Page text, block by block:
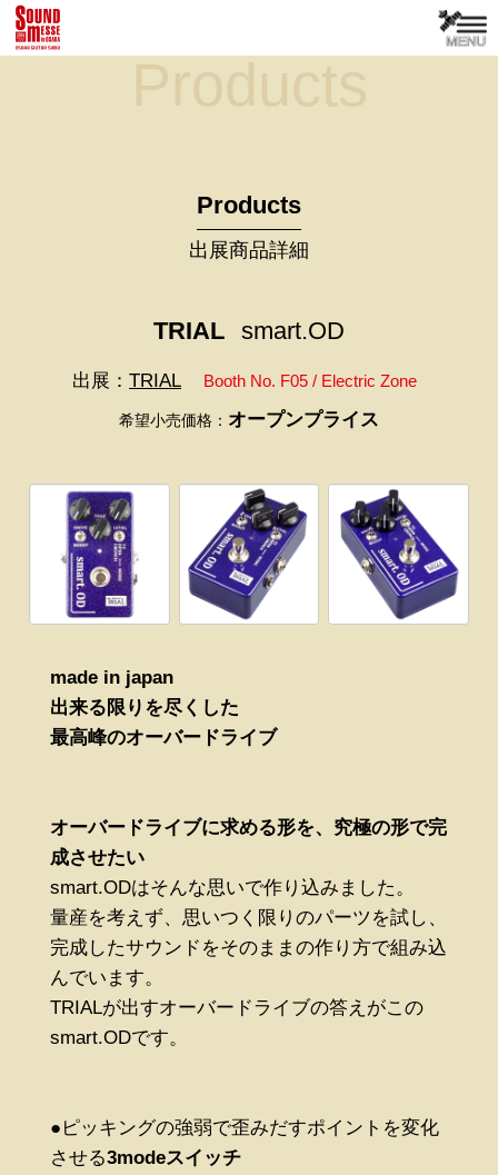
Products
Products
出展商品詳細
TRIAL smart.OD
出展： TRIAL Booth No. F05 / Electric Zone
希望小売価格： オープンプライス
made in japan
出来る限りを尽くした
最高峰のオーバードライブ
オーバードライブに求める形を、究極の形で完
成させたい
smart.ODはそんな思いで作り込みました。
量産を考えず、思いつく限りのパーツを試し、
完成したサウンドをそのままの作り方で組み込
んでいます。
TRIALが出すオーバードライブの答えがこの
smart.ODです。
●ピッキングの強弱で歪みだすポイントを変化
させる3modeスイッチ